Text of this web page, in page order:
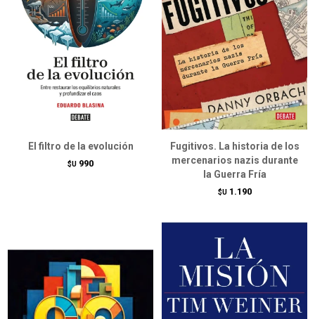
El filtro de la evolución
$U 990
Fugitivos. La historia de los
mercenarios nazis durante
la Guerra Fría
$U 1.190